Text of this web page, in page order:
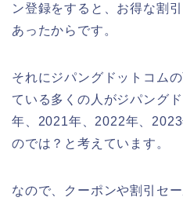
ン登録をすると、お得な割
あったからです。
それにジパングドットコム
ている多くの人がジパング
年、2021年、2022年、2023
のでは？と考えています。
なので、クーポンや割引セ